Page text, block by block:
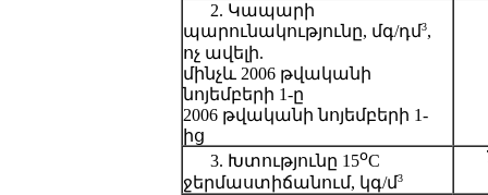
2. Կապարի
պարունակությունը, մգ/դմ3,
ոչ ավելի.
մինչև 2006 թվականի
նոյեմբերի 1-ը
2006 թվականի նոյեմբերի 1-
ից
3. Խտությունը 15օC
ջերմաստիճանում, կգ/մ3